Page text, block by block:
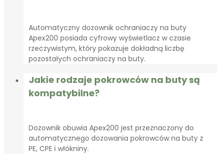
Automatyczny dozownik ochraniaczy na buty
Apex200 posiada cyfrowy wyświetlacz w czasie
rzeczywistym, który pokazuje dokładną liczbę
pozostałych ochraniaczy na buty.
Jakie rodzaje pokrowców na buty są
kompatybilne?
Dozownik obuwia Apex200 jest przeznaczony do
automatycznego dozowania pokrowców na buty z
PE, CPE i włókniny.